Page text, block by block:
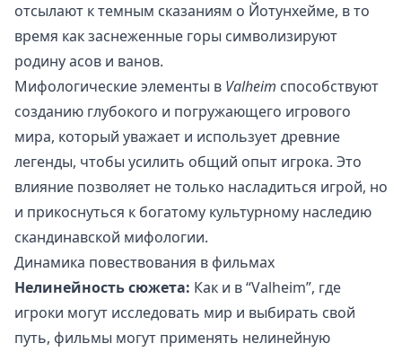
отсылают к темным сказаниям о Йотунхейме, в то
время как заснеженные горы символизируют
родину асов и ванов.
Мифологические элементы в Valheim способствуют
созданию глубокого и погружающего игрового
мира, который уважает и использует древние
легенды, чтобы усилить общий опыт игрока. Это
влияние позволяет не только насладиться игрой, но
и прикоснуться к богатому культурному наследию
скандинавской мифологии.
Динамика повествования в фильмах
Нелинейность сюжета: Как и в “Valheim”, где
игроки могут исследовать мир и выбирать свой
путь, фильмы могут применять нелинейную